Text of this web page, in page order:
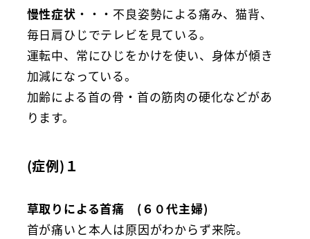
慢性症状 ・・・不良姿勢による痛み、猫背、
毎日肩ひじでテレビを見ている。
運転中、常にひじをかけを使い、身体が傾き
加減になっている。
加齢による首の骨・首の筋肉の硬化などがあ
ります。
(症例)１
草取りによる首痛 (６０代主婦)
首が痛いと本人は原因がわからず来院。